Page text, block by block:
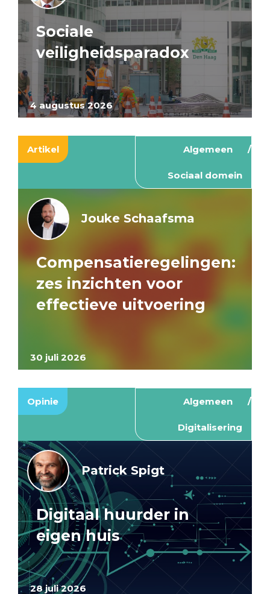
4 augustus 2026
Sociale
veiligheidsparadox
Artikel Algemeen
Sociaal domein
30 juli 2026
Jouke Schaafsma
Compensatieregelingen:
zes inzichten voor
effectieve uitvoering
Opinie Algemeen
Digitalisering
28 juli 2026
Patrick Spigt
Digitaal huurder in
eigen huis